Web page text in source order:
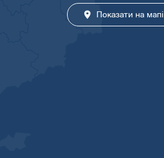
Показати на мапі